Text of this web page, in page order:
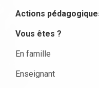
Actions
Vous êtes ?
En famille
Enseignant